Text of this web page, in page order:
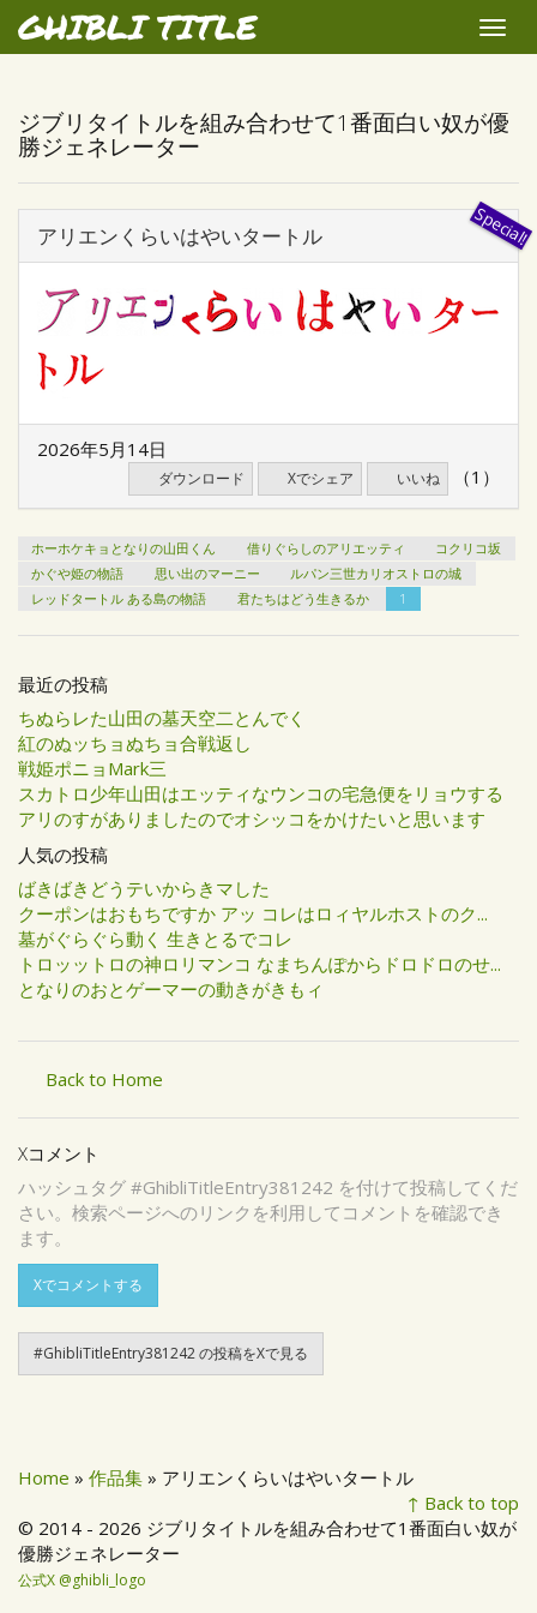
GHIBLI TITLE
Toggle
ジブリタイトルを組み合わせて1番面白い奴が優
勝ジェネレーター
アリエンくらいはやいタートル
2026年5月14日
ダウンロード Xでシェア いいね （1）
ホーホケキョとなりの山田くん 借りぐらしのアリエッティ
コクリコ坂
かぐや姫の物語
思い出のマーニー
ルパン三世カリオストロの城
レッドタートル ある島の物語
君たちはどう生きるか 1
最近の投稿
ちぬらレた山田の墓天空二とんでく
紅のぬッちョぬちョ合戦返し
戦姫ポニョMark三
スカトロ少年山田はエッティなウンコの宅急便をリョウする
アリのすがありましたのでオシッコをかけたいと思います
人気の投稿
ばきばきどうテいからきマした
クーポンはおもちですか アッ コレはロィヤルホストのク...
墓がぐらぐら動く 生きとるでコレ
トロッットロの神ロリマンコ なまちんぽからドロドロのせ...
となりのおとゲーマーの動きがきもィ
Back to Home
Xコメント
ハッシュタグ #GhibliTitleEntry381242 を付けて投稿してくだ
さい。検索ページへのリンクを利用してコメントを確認でき
ます。
Xでコメントする
#GhibliTitleEntry381242 の投稿をXで見る
Home » 作品集 » アリエンくらいはやいタートル
↑ Back to top
© 2014 - 2026 ジブリタイトルを組み合わせて1番面白い奴が
優勝ジェネレーター
公式X @ghibli_logo